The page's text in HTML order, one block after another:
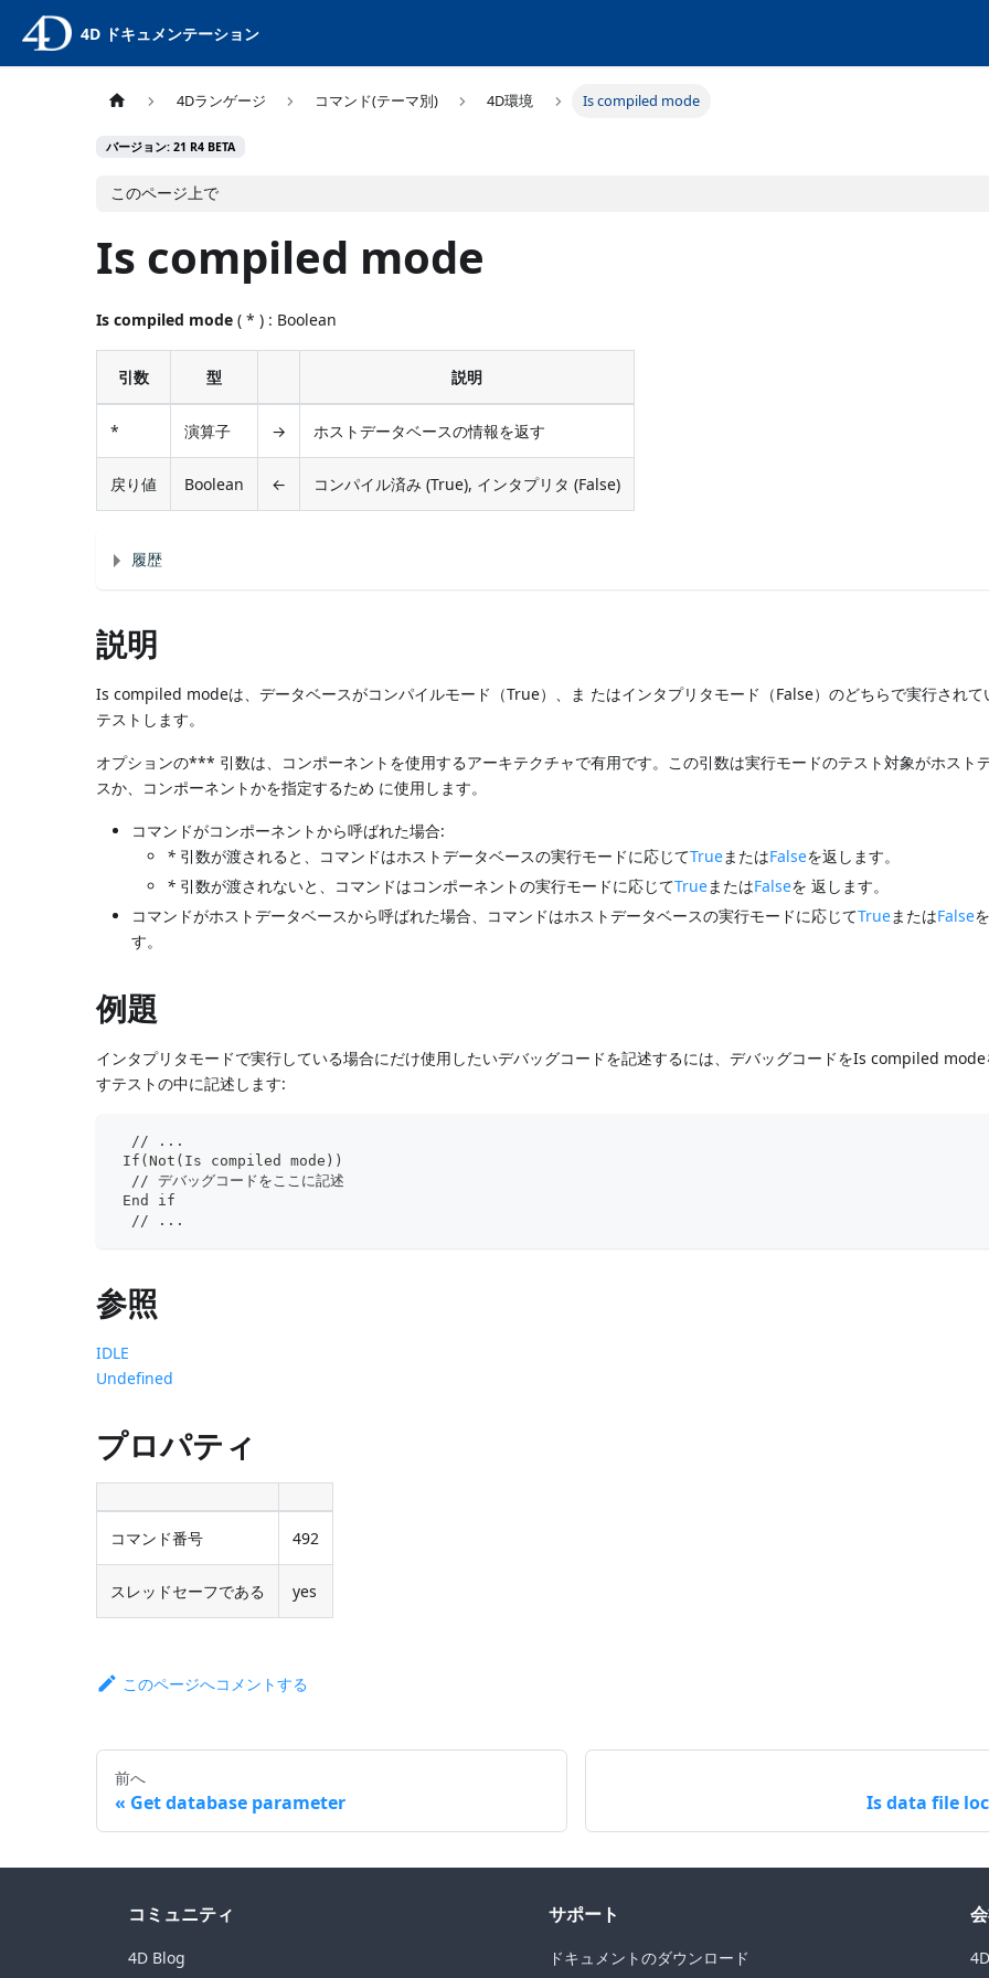
4D ドキュメンテーション
4Dランゲージ コマンド(テーマ別) 4D環境 Is compiled mode
バージョン: 21 R4 BETA
このページ上で
Is compiled mode
Is compiled mode ( * ) : Boolean
引数 型 説明
* 演算子 → ホストデータベースの情報を返す
戻り値 Boolean ← コンパイル済み (True), インタプリタ (False)
履歴
説明
Is compiled modeは、データベースがコンパイルモード（True）、ま たはインタプリタモード（False）のどちらで実行されて
テストします。
オプションの*** 引数は、コンポーネントを使用するアーキテクチャで有用です。この引数は実行モードのテスト対象がホスト
スか、コンポーネントかを指定するため に使用します。
コマンドがコンポーネントから呼ばれた場合:
* 引数が渡されると、コマンドはホストデータベースの実行モードに応じてTrueまたはFalseを返します。
* 引数が渡されないと、コマンドはコンポーネントの実行モードに応じてTrueまたはFalseを 返します。
コマンドがホストデータベースから呼ばれた場合、コマンドはホストデータベースの実行モードに応じてTrueまたはFalse
す。
例題
インタプリタモードで実行している場合にだけ使用したいデバッグコードを記述するには、デバッグコードをIs compiled mode
すテストの中に記述します:
// ...
If(Not(Is compiled mode))
// デバッグコードをここに記述
End if
// ...
参照
IDLE
Undefined
プロパティ
コマンド番号 492
スレッドセーフである yes
このページへコメントする
前へ
Get database parameter Is data file
コミュニティ
4D Blog
サポート
ドキュメントのダウンロード